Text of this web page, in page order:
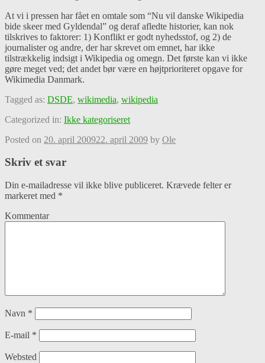
At vi i pressen har fået en omtale som “Nu vil danske Wikipedia
bide skeer med Gyldendal” og deraf afledte historier, kan nok
tilskrives to faktorer: 1) Konflikt er godt nyhedsstof, og 2) de
journalister og andre, der har skrevet om emnet, har ikke
tilstrækkelig indsigt i Wikipedia og omegn. Det første kan vi ikke
gøre meget ved; det andet bør være en højtprioriteret opgave for
Wikimedia Danmark.
Tagged as: DSDE, wikimedia, wikipedia
Categorized in: Ikke kategoriseret
Posted on 20. april 200922. april 2009 by Ole
Skriv et svar
Din e-mailadresse vil ikke blive publiceret. Krævede felter er
markeret med *
Kommentar
Navn *
E-mail *
Websted